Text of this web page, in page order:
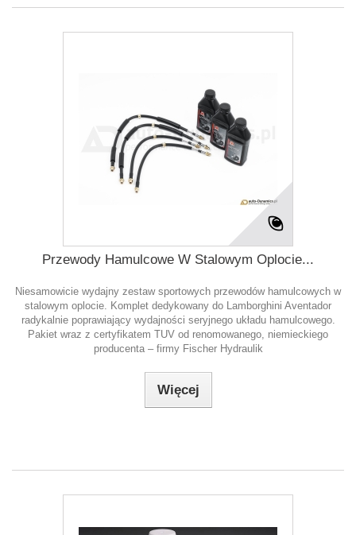
Przewody Hamulcowe W Stalowym Oplocie...
Niesamowicie wydajny zestaw sportowych przewodów hamulcowych w
stalowym oplocie. Komplet dedykowany do Lamborghini Aventador
radykalnie poprawiający wydajności seryjnego układu hamulcowego.
Pakiet wraz z certyfikatem TUV od renomowanego, niemieckiego
producenta – firmy Fischer Hydraulik
Więcej